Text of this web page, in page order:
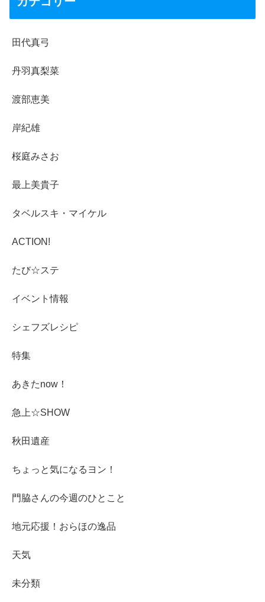
田代真弓
丹羽真梨菜
渡部恵美
岸紀雄
桜庭みさお
最上美貴子
タベルスキ・マイケル
ACTION!
たび☆ステ
イベント情報
シェフズレシピ
特集
あきたnow！
急上☆SHOW
秋田遺産
ちょっと気になるヨン！
門脇さんの今週のひとこと
地元応援！おらほの逸品
天気
未分類